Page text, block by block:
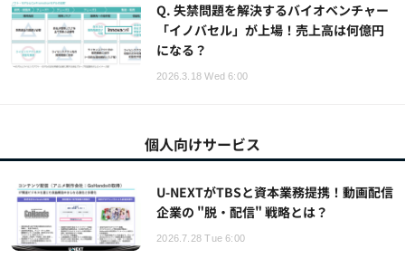
Q. 失禁問題を解決するバイオベンチャー
「イノバセル」が上場！売上高は何億円
になる？
2026.3.18 Wed 6:00
個人向けサービス
U-NEXTがTBSと資本業務提携！動画配信
企業の "脱・配信" 戦略とは？
2026.7.28 Tue 6:00